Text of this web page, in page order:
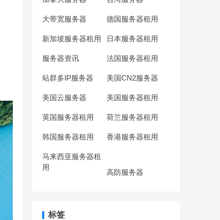
大带宽服务器 德国服务器租用
新加坡服务器租用 日本服务器租用
服务器资讯 法国服务器租用
站群多IP服务器 美国CN2服务器
美国云服务器 美国服务器租用
英国服务器租用 荷兰服务器租用
韩国服务器租用 香港服务器租用
马来西亚服务器租
用
高防服务器
标签